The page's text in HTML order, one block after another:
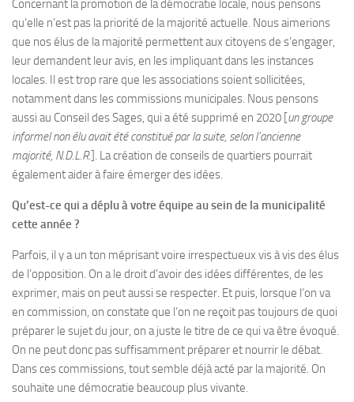
Concernant la promotion de la démocratie locale, nous pensons
qu’elle n’est pas la priorité de la majorité actuelle. Nous aimerions
que nos élus de la majorité permettent aux citoyens de s’engager,
leur demandent leur avis, en les impliquant dans les instances
locales. Il est trop rare que les associations soient sollicitées,
notamment dans les commissions municipales. Nous pensons
aussi au Conseil des Sages, qui a été supprimé en 2020 [un groupe
informel non élu avait été constitué par la suite, selon l’ancienne
majorité, N.D.L.R.]. La création de conseils de quartiers pourrait
également aider à faire émerger des idées.
Qu’est-ce qui a déplu à votre équipe au sein de la municipalité
cette année ?
Parfois, il y a un ton méprisant voire irrespectueux vis à vis des élus
de l’opposition. On a le droit d’avoir des idées différentes, de les
exprimer, mais on peut aussi se respecter. Et puis, lorsque l’on va
en commission, on constate que l’on ne reçoit pas toujours de quoi
préparer le sujet du jour, on a juste le titre de ce qui va être évoqué.
On ne peut donc pas suffisamment préparer et nourrir le débat.
Dans ces commissions, tout semble déjà acté par la majorité. On
souhaite une démocratie beaucoup plus vivante.